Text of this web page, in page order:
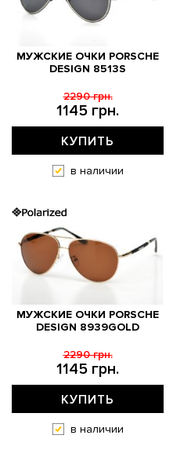
МУЖСКИЕ ОЧКИ PORSCHE
DESIGN 8513S
1145 грн.
2290 грн.
КУПИТЬ
в наличии
МУЖСКИЕ ОЧКИ PORSCHE
DESIGN 8939GOLD
1145 грн.
2290 грн.
КУПИТЬ
в наличии